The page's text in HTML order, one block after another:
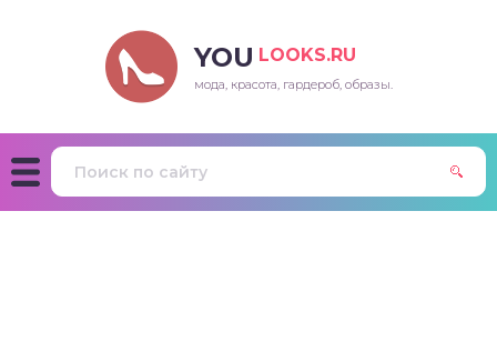
YOU LOOKS.RU
мода, красота, гардероб, образы.